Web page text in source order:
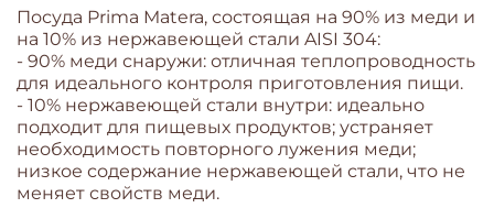
Посуда Prima Matera, состоящая на 90% из меди и
на 10% из нержавеющей стали AISI 304:
- 90% меди снаружи: отличная теплопроводность
для идеального контроля приготовления пищи.
- 10% нержавеющей стали внутри: идеально
подходит для пищевых продуктов; устраняет
необходимость повторного лужения меди;
низкое содержание нержавеющей стали, что не
меняет свойств меди.